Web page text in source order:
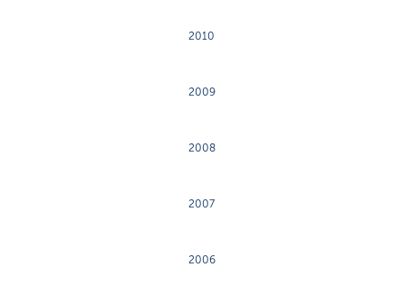
2010
2009
2008
2007
2006